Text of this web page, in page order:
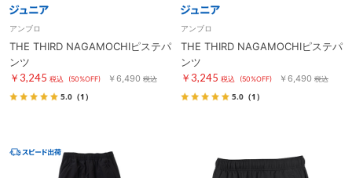
アンブロ
THE THIRD NAGAMOCHIピステパ
ンツ
￥3,245 税込 (50%OFF) ￥6,490 税込
5.0 （1）
アンブロ
THE THIRD NAGAMOCHIピステパ
ンツ
￥3,245 税込 (50%OFF) ￥6,490 税込
5.0 （1）